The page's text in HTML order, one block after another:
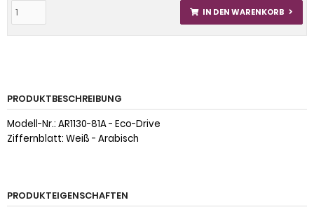
IN DEN WARENKORB
PRODUKTBESCHREIBUNG
Modell-Nr.: AR1130-81A - Eco-Drive
Ziffernblatt: Weiß - Arabisch
PRODUKTEIGENSCHAFTEN